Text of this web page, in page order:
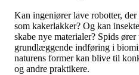
Kan ingeniører lave robotter,
som kakerlakker? Og kan
skabe nye materialer? Spids
grundlæggende indføring i
naturens former kan blive til
og andre praktikere.